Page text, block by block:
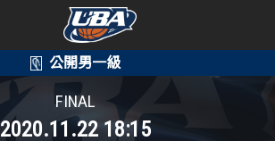
學年度
賽事資訊
學年度
賽事資訊
FINAL
2020.11.22 18:15